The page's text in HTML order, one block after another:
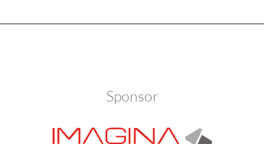
Sponsor